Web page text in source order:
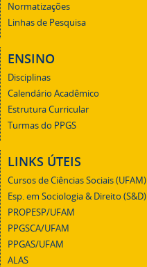
Normatizações
Linhas de Pesquisa
ENSINO
Disciplinas
Calendário Acadêmico
Estrutura Curricular
Turmas do PPGS
LINKS ÚTEIS
Cursos de Ciências Sociais (UFAM)
Esp. em Sociologia & Direito (S&D)
PROPESP/UFAM
PPGSCA/UFAM
PPGAS/UFAM
ALAS